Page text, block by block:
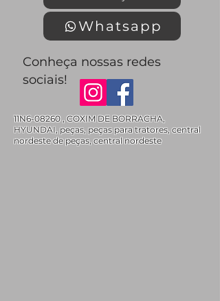
Whatsapp
Conheça nossas redes
sociais!
11N6-08260 , COXIM DE BORRACHA,
HYUNDAI, peças, peças para tratores, central
nordeste de peças, central nordeste